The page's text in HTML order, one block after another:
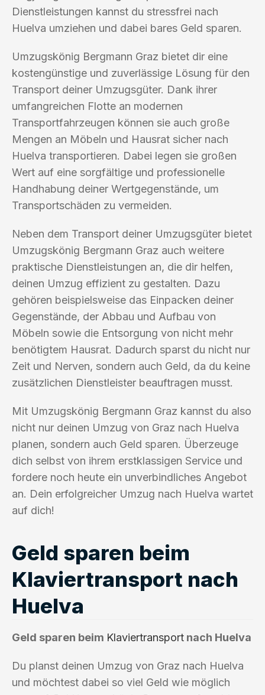
Dienstleistungen kannst du stressfrei nach
Huelva umziehen und dabei bares Geld sparen.
Umzugskönig Bergmann Graz bietet dir eine
kostengünstige und zuverlässige Lösung für den
Transport deiner Umzugsgüter. Dank ihrer
umfangreichen Flotte an modernen
Transportfahrzeugen können sie auch große
Mengen an Möbeln und Hausrat sicher nach
Huelva transportieren. Dabei legen sie großen
Wert auf eine sorgfältige und professionelle
Handhabung deiner Wertgegenstände, um
Transportschäden zu vermeiden.
Neben dem Transport deiner Umzugsgüter bietet
Umzugskönig Bergmann Graz auch weitere
praktische Dienstleistungen an, die dir helfen,
deinen Umzug effizient zu gestalten. Dazu
gehören beispielsweise das Einpacken deiner
Gegenstände, der Abbau und Aufbau von
Möbeln sowie die Entsorgung von nicht mehr
benötigtem Hausrat. Dadurch sparst du nicht nur
Zeit und Nerven, sondern auch Geld, da du keine
zusätzlichen Dienstleister beauftragen musst.
Mit Umzugskönig Bergmann Graz kannst du also
nicht nur deinen Umzug von Graz nach Huelva
planen, sondern auch Geld sparen. Überzeuge
dich selbst von ihrem erstklassigen Service und
fordere noch heute ein unverbindliches Angebot
an. Dein erfolgreicher Umzug nach Huelva wartet
auf dich!
Geld sparen beim
Klaviertransport nach
Huelva
Geld sparen beim Klaviertransport nach Huelva
Du planst deinen Umzug von Graz nach Huelva
und möchtest dabei so viel Geld wie möglich